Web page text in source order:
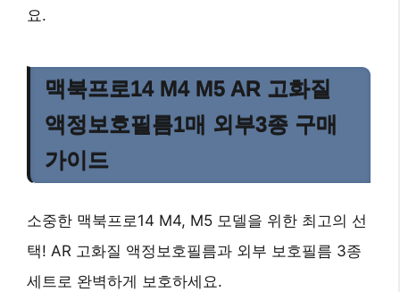
요.
맥북프로14 M4 M5 AR 고화질
액정보호필름1매 외부3종 구매
가이드
소중한 맥북프로14 M4, M5 모델을 위한 최고의 선
택! AR 고화질 액정보호필름과 외부 보호필름 3종
세트로 완벽하게 보호하세요.